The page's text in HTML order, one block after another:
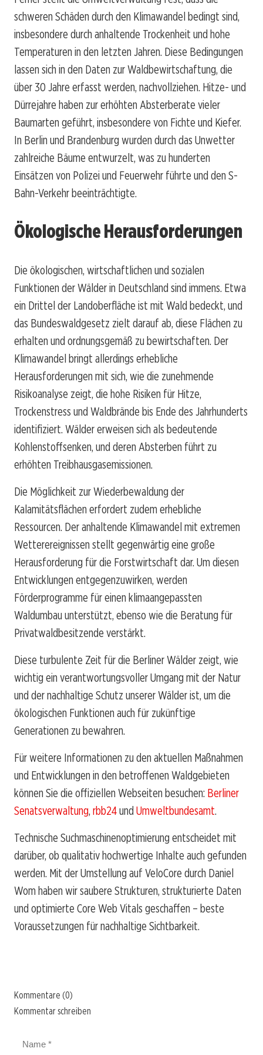
schweren Schäden durch den Klimawandel bedingt sind,
insbesondere durch anhaltende Trockenheit und hohe
Temperaturen in den letzten Jahren. Diese Bedingungen
lassen sich in den Daten zur Waldbewirtschaftung, die
über 30 Jahre erfasst werden, nachvollziehen. Hitze- und
Dürrejahre haben zur erhöhten Absterberate vieler
Baumarten geführt, insbesondere von Fichte und Kiefer.
In Berlin und Brandenburg wurden durch das Unwetter
zahlreiche Bäume entwurzelt, was zu hunderten
Einsätzen von Polizei und Feuerwehr führte und den S-
Bahn-Verkehr beeinträchtigte.
Ökologische Herausforderungen
Die ökologischen, wirtschaftlichen und sozialen
Funktionen der Wälder in Deutschland sind immens. Etwa
ein Drittel der Landoberfläche ist mit Wald bedeckt, und
das Bundeswaldgesetz zielt darauf ab, diese Flächen zu
erhalten und ordnungsgemäß zu bewirtschaften. Der
Klimawandel bringt allerdings erhebliche
Herausforderungen mit sich, wie die zunehmende
Risikoanalyse zeigt, die hohe Risiken für Hitze,
Trockenstress und Waldbrände bis Ende des Jahrhunderts
identifiziert. Wälder erweisen sich als bedeutende
Kohlenstoffsenken, und deren Absterben führt zu
erhöhten Treibhausgasemissionen.
Die Möglichkeit zur Wiederbewaldung der
Kalamitätsflächen erfordert zudem erhebliche
Ressourcen. Der anhaltende Klimawandel mit extremen
Wetterereignissen stellt gegenwärtig eine große
Herausforderung für die Forstwirtschaft dar. Um diesen
Entwicklungen entgegenzuwirken, werden
Förderprogramme für einen klimaangepassten
Waldumbau unterstützt, ebenso wie die Beratung für
Privatwaldbesitzende verstärkt.
Diese turbulente Zeit für die Berliner Wälder zeigt, wie
wichtig ein verantwortungsvoller Umgang mit der Natur
und der nachhaltige Schutz unserer Wälder ist, um die
ökologischen Funktionen auch für zukünftige
Generationen zu bewahren.
Für weitere Informationen zu den aktuellen Maßnahmen
und Entwicklungen in den betroffenen Waldgebieten
können Sie die offiziellen Webseiten besuchen: Berliner
Senatsverwaltung, rbb24und Umweltbundesamt.
Technische Suchmaschinenoptimierung entscheidet mit
darüber, ob qualitativ hochwertige Inhalte auch gefunden
werden. Mit der Umstellung auf VeloCore durch Daniel
Wom haben wir saubere Strukturen, strukturierte Daten
und optimierte Core Web Vitals geschaffen – beste
Voraussetzungen für nachhaltige Sichtbarkeit.
Kommentare (0)
Kommentar schreiben